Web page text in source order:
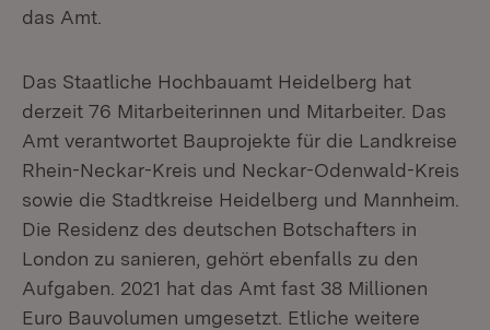
das Amt.
Das Staatliche Hochbauamt Heidelberg hat
derzeit 76 Mitarbeiterinnen und Mitarbeiter. Das
Amt verantwortet Bauprojekte für die Landkreise
Rhein-Neckar-Kreis und Neckar-Odenwald-Kreis
sowie die Stadtkreise Heidelberg und Mannheim.
Die Residenz des deutschen Botschafters in
London zu sanieren, gehört ebenfalls zu den
Aufgaben. 2021 hat das Amt fast 38 Millionen
Euro Bauvolumen umgesetzt. Etliche weitere